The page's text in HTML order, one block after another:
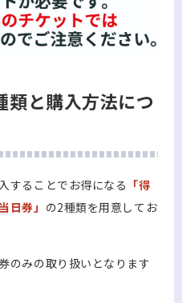
類と購入方法につ
することでお得になる 「得
当日券」 の2種類を用意してお
のみの取り扱いとなります